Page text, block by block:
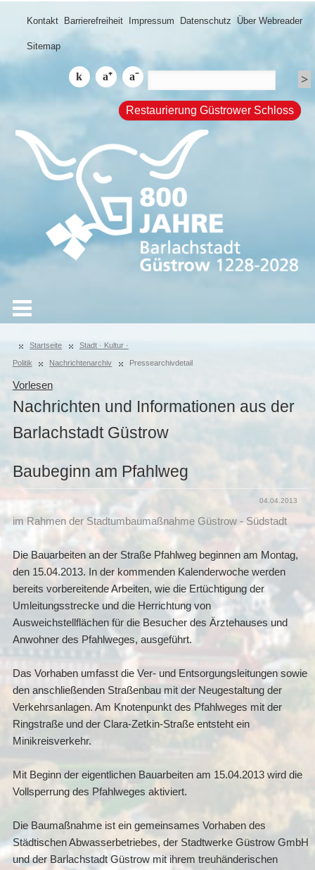
Kontakt Barrierefreiheit Impressum Datenschutz Über Webreader
Sitemap
Restaurierung Güstrower Schloss
Startseite Stadt · Kultur ·
Politik Nachrichtenarchiv Pressearchivdetail
Vorlesen
Nachrichten und Informationen aus der
Barlachstadt Güstrow
Baubeginn am Pfahlweg
04.04.2013
im Rahmen der Stadtumbaumaßnahme Güstrow - Südstadt
Die Bauarbeiten an der Straße Pfahlweg beginnen am Montag,
den 15.04.2013. In der kommenden Kalenderwoche werden
bereits vorbereitende Arbeiten, wie die Ertüchtigung der
Umleitungsstrecke und die Herrichtung von
Ausweichstellflächen für die Besucher des Ärztehauses und
Anwohner des Pfahlweges, ausgeführt.
Das Vorhaben umfasst die Ver- und Entsorgungsleitungen sowie
den anschließenden Straßenbau mit der Neugestaltung der
Verkehrsanlagen. Am Knotenpunkt des Pfahlweges mit der
Ringstraße und der Clara-Zetkin-Straße entsteht ein
Minikreisverkehr.
Mit Beginn der eigentlichen Bauarbeiten am 15.04.2013 wird die
Vollsperrung des Pfahlweges aktiviert.
Die Baumaßnahme ist ein gemeinsames Vorhaben des
Städtischen Abwasserbetriebes, der Stadtwerke Güstrow GmbH
und der Barlachstadt Güstrow mit ihrem treuhänderischen